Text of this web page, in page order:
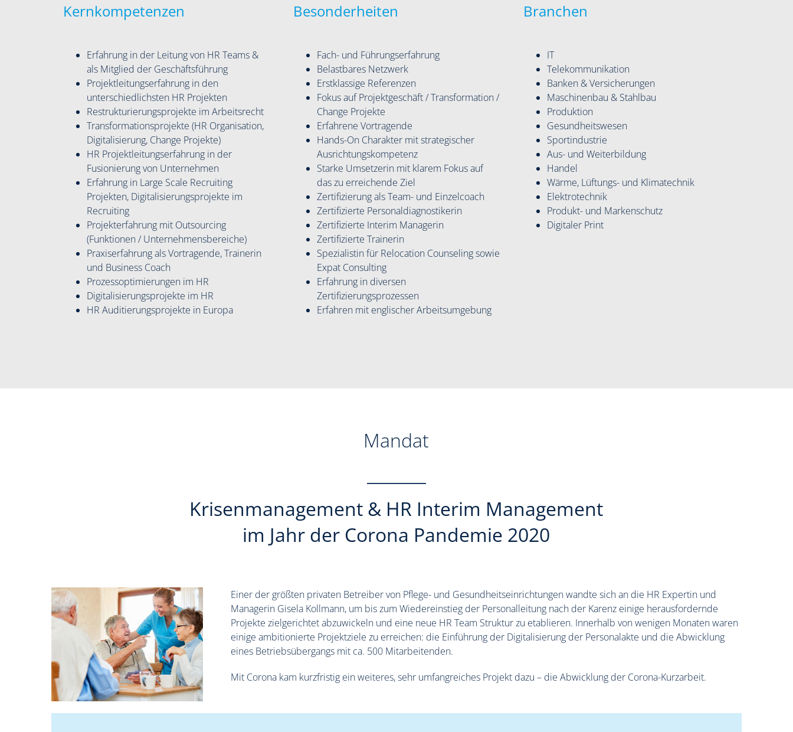
Kernkompetenzen
Erfahrung in der Leitung von HR Teams &
als Mitglied der Geschäftsführung
Projektleitungserfahrung in den
unterschiedlichsten HR Projekten
Restrukturierungsprojekte im Arbeitsrecht
Transformationsprojekte (HR Organisation,
Digitalisierung, Change Projekte)
HR Projektleitungserfahrung in der
Fusionierung von Unternehmen
Erfahrung in Large Scale Recruiting
Projekten, Digitalisierungsprojekte im
Recruiting
Projekterfahrung mit Outsourcing
(Funktionen / Unternehmensbereiche)
Praxiserfahrung als Vortragende, Trainerin
und Business Coach
Prozessoptimierungen im HR
Digitalisierungsprojekte im HR
HR Auditierungsprojekte in Europa
Besonderheiten
Fach- und Führungserfahrung
Belastbares Netzwerk
Erstklassige Referenzen
Fokus auf Projektgeschäft / Transformation /
Change Projekte
Erfahrene Vortragende
Hands-On Charakter mit strategischer
Ausrichtungskompetenz
Starke Umsetzerin mit klarem Fokus auf
das zu erreichende Ziel
Zertifizierung als Team- und Einzelcoach
Zertifizierte Personaldiagnostikerin
Zertifizierte Interim Managerin
Zertifizierte Trainerin
Spezialistin für Relocation Counseling sowie
Expat Consulting
Erfahrung in diversen
Zertifizierungsprozessen
Erfahren mit englischer Arbeitsumgebung
Branchen
IT
Telekommunikation
Banken & Versicherungen
Maschinenbau & Stahlbau
Produktion
Gesundheitswesen
Sportindustrie
Aus- und Weiterbildung
Handel
Wärme, Lüftungs- und Klimatechnik
Elektrotechnik
Produkt- und Markenschutz
Digitaler Print
Mandat
Krisenmanagement & HR Interim Management
im Jahr der Corona Pandemie 2020
Einer der größten privaten Betreiber von Pflege- und Gesundheitseinrichtungen wandte sich an die HR Expertin und
Managerin Gisela Kollmann, um bis zum Wiedereinstieg der Personalleitung nach der Karenz einige herausfordernde
Projekte zielgerichtet abzuwickeln und eine neue HR Team Struktur zu etablieren. Innerhalb von wenigen Monaten waren
einige ambitionierte Projektziele zu erreichen: die Einführung der Digitalisierung der Personalakte und die Abwicklung
eines Betriebsübergangs mit ca. 500 Mitarbeitenden.
Mit Corona kam kurzfristig ein weiteres, sehr umfangreiches Projekt dazu – die Abwicklung der Corona-Kurzarbeit.